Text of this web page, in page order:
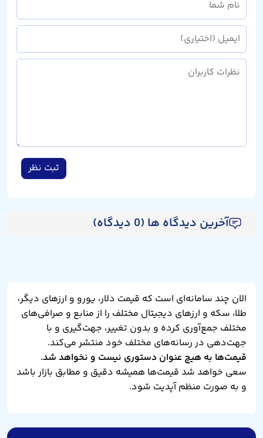
ثبت نظر
آخرین دیدگاه ها (0 دیدگاه)
الان چند سامانه‌ای است که قیمت دلار، یورو و ارزهای دیگر،
طلا، سکه و ارزهای دیجیتال مختلف را از منابع و صرافی‌های
مختلف جمع‌آوری کرده و بدون تغییر، جهت‌گیری و با
جهت‌دهی در رسانه‌های مختلف خود منتشر می‌کند.
قیمت‌ها به هیچ عنوان دستوری نیست و نخواهد شد.
سعی خواهد شد قیمت‌ها همیشه دقیق و مطابق بازار باشد
و به صورت منظم آپدیت شود.